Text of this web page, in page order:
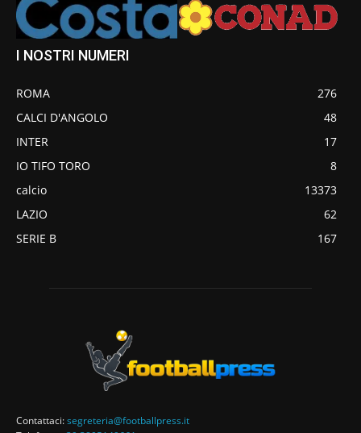
I NOSTRI NUMERI
ROMA
276
CALCI D'ANGOLO
48
INTER
17
IO TIFO TORO
8
calcio
13373
LAZIO
62
SERIE B
167
Contattaci:segreteria@footballpress.it